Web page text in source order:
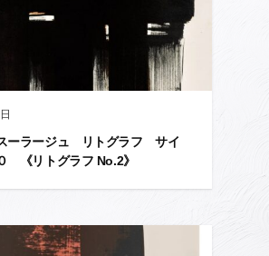
ーラージュ リトグラフ サイ
《リトグラフ No.2》